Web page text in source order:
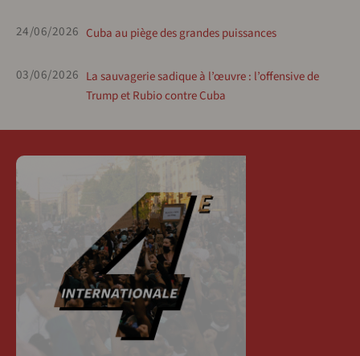
24/06/2026 Cuba au piège des grandes puissances
03/06/2026 La sauvagerie sadique à l’œuvre : l’offensive de
Trump et Rubio contre Cuba